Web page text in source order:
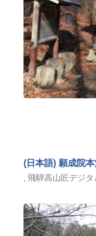
(日本語) 願成院本
飛騨高山匠デジ